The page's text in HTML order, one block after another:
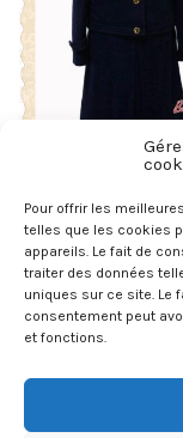
Pour offrir les
telles que les cookies
appareils. Le fait de
traiter des données
uniques sur ce site. Le
consentement peut
et fonctions.
bleu marine en laine
(dead stock)
LIRE LA SUITE